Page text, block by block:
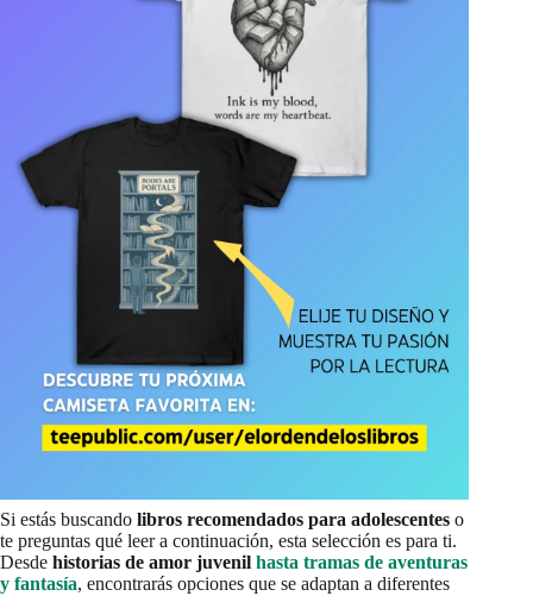
Si estás buscando libros recomendados para adolescentes o
te preguntas qué leer a continuación, esta selección es para ti.
Desde historias de amor juvenil hasta tramas de aventuras
y fantasía, encontrarás opciones que se adaptan a diferentes